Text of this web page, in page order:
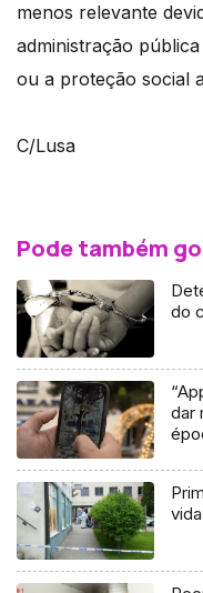
menos relevante
administração
ou a proteção social
C/Lusa
Pode também
do
dar